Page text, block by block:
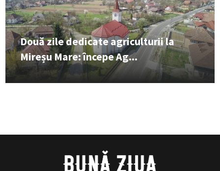
Două zile dedicate agriculturii la
Mireșu Mare: începe Ag...